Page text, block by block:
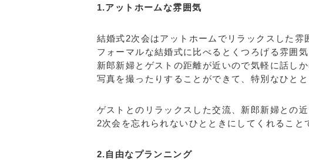
1.アットホームな雰囲気
結婚式2次会はアットホームでリラックスした雰
フォーマルな結婚式に比べるとくつろげる雰囲気
新郎新婦とゲストの距離が近いので気軽に話しか
写真を撮ったりすることができて、特別なひとと
ゲストとのリラックスした交流、新郎新婦との
2次会を忘れられないひとときにしてくれること
2.自由なプランニング